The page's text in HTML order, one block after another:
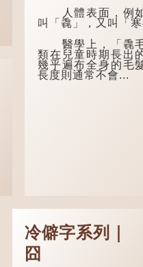
言談間，盧姓
生感慨自己雖貴為
書人，但一直未能
取功名，仍然貧困，
感到十分落泊。
是，道士拿出一個
瓷枕頭，讓...
人體表面，例如
叫「毳」，又叫「
醫學上，「毳毛
類在兒童時期長出
幾乎遍布全身的毛
長度則通常不會...
冷僻字系列｜
囧